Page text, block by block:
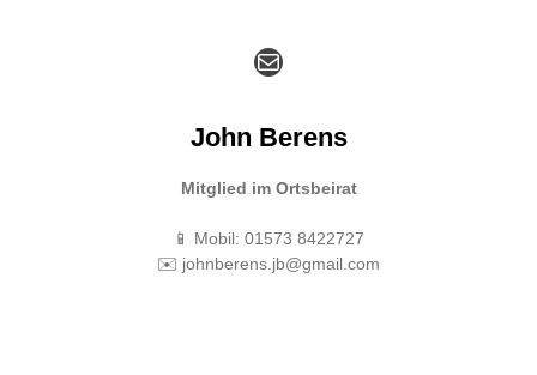
E-Mail
John Berens
Mitglied im Ortsbeirat
📱 Mobil: 01573 8422727
✉️ johnberens.jb@gmail.com